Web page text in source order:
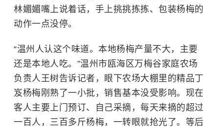
林媚媚嘴上说着话，手上挑挑拣拣、包装杨梅的
动作一点没停。
“温州人认这个味道。本地杨梅产量不大，主要
还是本地人吃。”温州市瓯海区万梅谷家庭农场
负责人王树告诉记者，眼下农场大棚里的精品丁
岌杨梅刚熟了一小批，销售基本没受影响。现在
客人主要上门预订、自己采摘，每天来摘的超过
一百人，三百多斤杨梅，一转眼就抢光了。等后